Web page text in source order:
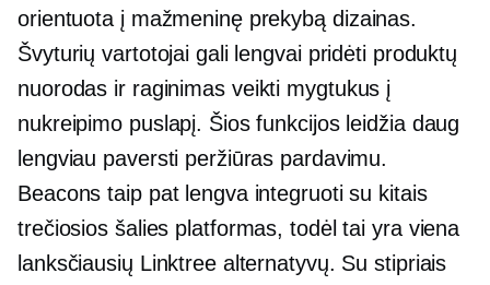
orientuota į mažmeninę prekybą dizainas.
Švyturių vartotojai gali lengvai pridėti produktų
nuorodas ir raginimas veikti mygtukus į
nukreipimo puslapį. Šios funkcijos leidžia daug
lengviau paversti peržiūras pardavimu.
Beacons taip pat lengva integruoti su kitais
trečiosios šalies platformas, todėl tai yra viena
lanksčiausių Linktree alternatyvų. Su stipriais